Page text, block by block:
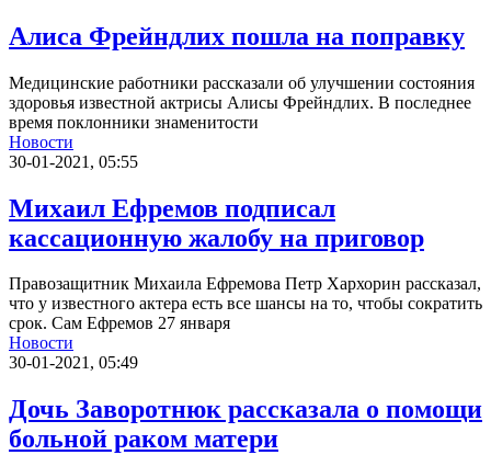
Алиса Фрейндлих пошла на поправку
Медицинские работники рассказали об улучшении состояния
здоровья известной актрисы Алисы Фрейндлих. В последнее
время поклонники знаменитости
Новости
30-01-2021, 05:55
Михаил Ефремов подписал
кассационную жалобу на приговор
Правозащитник Михаила Ефремова Петр Хархорин рассказал,
что у известного актера есть все шансы на то, чтобы сократить
срок. Сам Ефремов 27 января
Новости
30-01-2021, 05:49
Дочь Заворотнюк рассказала о помощи
больной раком матери